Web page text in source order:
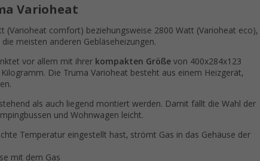
Varioheat
(Varioheat comfort) beziehungsweise 2800 Watt (Varioheat eco),
meisten anderen Gebläseheizungen.
vor allem mit ihrer kompakten Größe von 400x284x123
Die Truma Varioheat besteht aus einem Heizgerät,
als auch liegend montiert werden. Damit fällt die Wahl der
und Wohnwagen leicht.
Temperatur eingestellt hast, strömt Gas in das Gehäuse der
mit dem Gas